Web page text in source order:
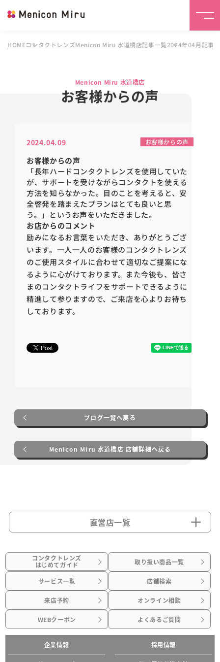
HOMEコンタクトレンズMenicon Miru 水道橋店記事一覧2024年04月記事
Menicon Miru 水道橋店
お客様からの声
2024.04.09 お客様からの声
お客様からの声
「長年ハードコンタクトレンズを使用していた
が、サポートを受けながらコンタクトを使える
方法を知らなかった。 目のことを考えると、安
全啓発を踏まえたプランはとても良いと思
う。」というお声をいただきました。
お店からのコメント
励みになるお言葉をいただき、ありがとうござ
います。一人一人のお客様のコンタクトレンズ
のご使用スタイルに合わせて適切なご提案にな
るように心がけております。また今後も、皆さ
まのコンタクトライフをサポートできるように
精進して参りますので、ご来店を心よりお待ち
しております。
ブログ一覧へ戻る
Menicon Miru 水道橋店 店舗詳細へ戻る
直営店一覧
コンタクトレンズ
はじめてガイド 取り扱い商品一覧
サービス一覧 店舗検索
来店予約 オンライン相談
WEBクーポン よくあるご質問
企業情報 採用情報